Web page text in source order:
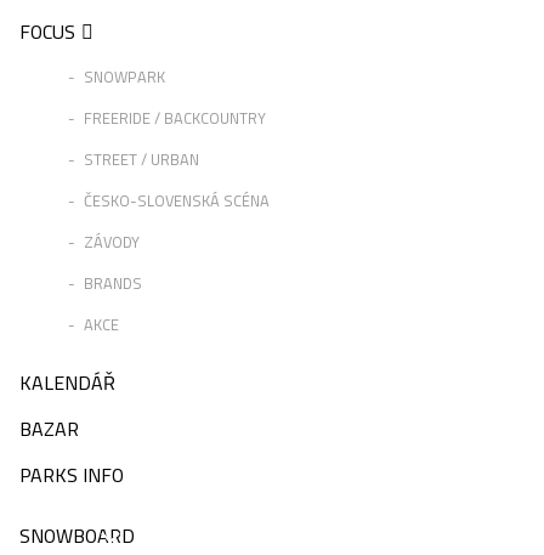
FOCUS
SNOWPARK
FREERIDE / BACKCOUNTRY
STREET / URBAN
ČESKO-SLOVENSKÁ SCÉNA
ZÁVODY
BRANDS
AKCE
KALENDÁŘ
BAZAR
PARKS INFO
SNOWBOARD